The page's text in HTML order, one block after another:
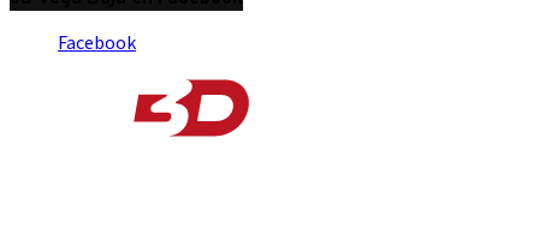
Facebook